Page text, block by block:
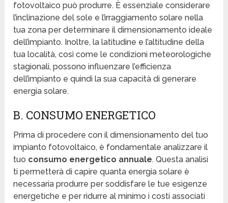
fotovoltaico può produrre. È essenziale considerare
l’inclinazione del sole e l’irraggiamento solare nella
tua zona per determinare il dimensionamento ideale
dell’impianto. Inoltre, la latitudine e l’altitudine della
tua località, così come le condizioni meteorologiche
stagionali, possono influenzare l’efficienza
dell’impianto e quindi la sua capacità di generare
energia solare.
B. CONSUMO ENERGETICO
Prima di procedere con il dimensionamento del tuo
impianto fotovoltaico, è fondamentale analizzare il
tuo consumo energetico annuale. Questa analisi
ti permetterà di capire quanta energia solare è
necessaria produrre per soddisfare le tue esigenze
energetiche e per ridurre al minimo i costi associati